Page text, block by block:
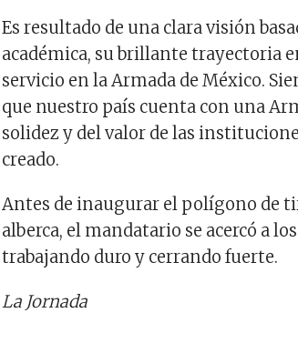
Es resultado de una clara visión
académica, su brillante trayectoria
servicio en la Armada de México.
que nuestro país cuenta con una
solidez y del valor de las
creado.
Antes de inaugurar el polígono de
alberca, el mandatario se acercó a
trabajando duro y cerrando fuerte.
La Jornada